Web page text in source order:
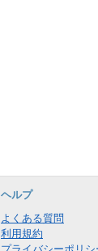
ヘルプ
よくある質問
利用規約